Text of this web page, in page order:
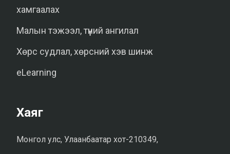
хамгаалах
Малын тэжээл, түүний ангилал
Хөрс судлал, хөрсний хэв шинж
eLearning
Хаяг
Монгол улс, Улаанбаатар хот-210349,